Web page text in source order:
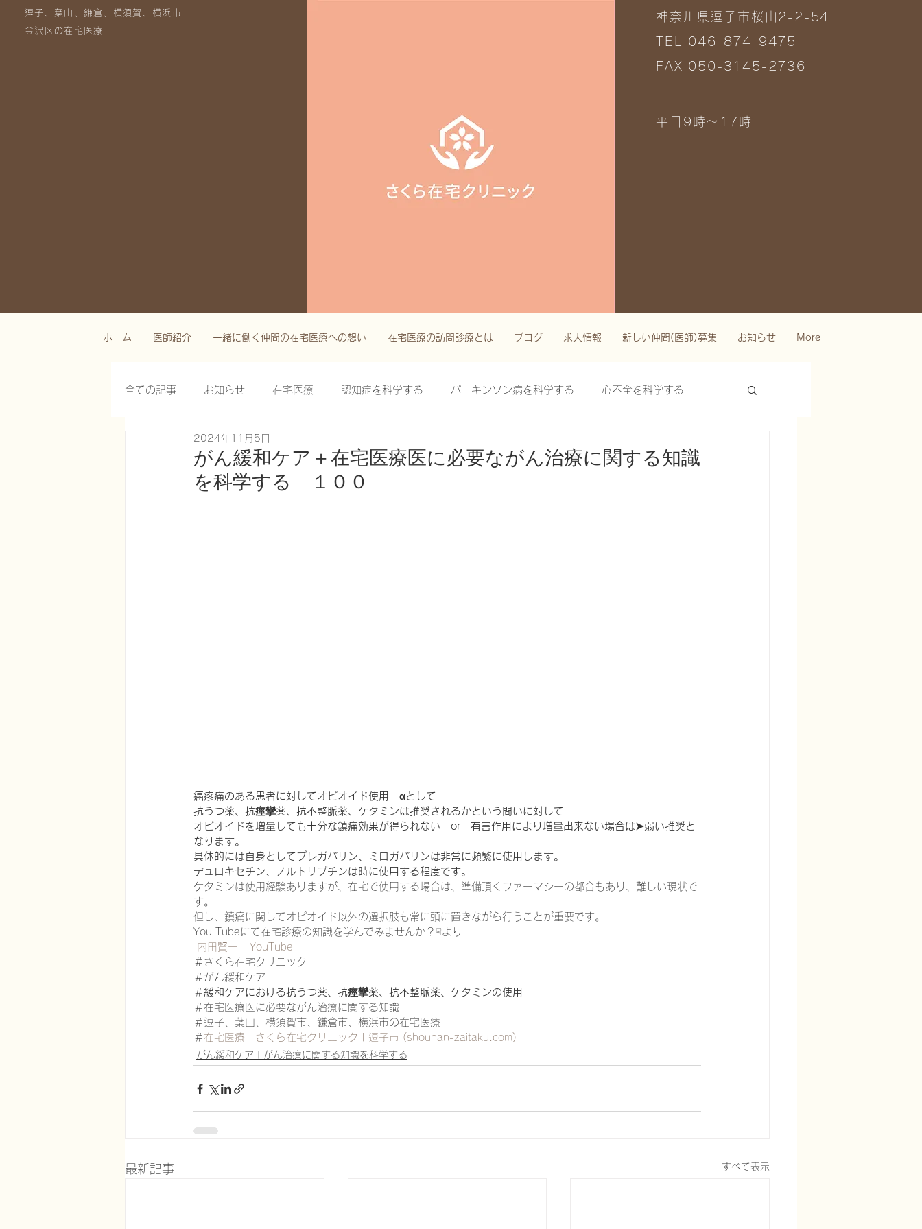
逗子、葉山、鎌倉、横須賀、横浜市
金沢区の在宅医療
神奈川県逗子市桜山2-2-54
TEL 046-874-9475
FAX 050-3145-2736
平日9時～17時
ホーム 医師紹介 一緒に働く仲間の在宅医療への想い 在宅医療の訪問診療とは ブログ 求人情報 新しい仲間(医師)募集 お知らせ More
全ての記事 お知らせ 在宅医療 認知症を科学する パーキンソン病を科学する 心不全を科学する
栄養管理を科学する
神経障害性疼痛疼痛を科学する 在宅医療における褥瘡管理を科学する 精神疾患を科学する 頭痛を科学する
がん緩和ケア＋在宅医療医に必要ながん治療に関する知識
を科学する １００
2024年11月5日
癌疼痛のある患者に対してオピオイド使用＋αとして
抗うつ薬、抗痙攣薬、抗不整脈薬、ケタミンは推奨されるかという問いに対して
オピオイドを増量しても十分な鎮痛効果が得られない　or　有害作用により増量出来ない場合は➤弱い推奨と
なります。
具体的には自身としてプレガバリン、ミロガバリンは非常に頻繁に使用します。
デュロキセチン、ノルトリプチンは時に使用する程度です。
ケタミンは使用経験ありますが、在宅で使用する場合は、準備頂くファーマシーの都合もあり、難しい現状で
す。
但し、鎮痛に関してオピオイド以外の選択肢も常に頭に置きながら行うことが重要です。
You Tubeにて在宅診療の知識を学んでみませんか？☟より
内田賢一 - YouTube
＃さくら在宅クリニック
＃がん緩和ケア
＃緩和ケアにおける抗うつ薬、抗痙攣薬、抗不整脈薬、ケタミンの使用
＃在宅医療医に必要ながん治療に関する知識
＃逗子、葉山、横須賀市、鎌倉市、横浜市の在宅医療
＃ 在宅医療 | さくら在宅クリニック | 逗子市 ( shounan-zaitaku.com )
がん緩和ケア＋がん治療に関する知識を科学する
最新記事 すべて表示